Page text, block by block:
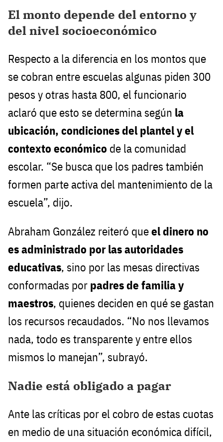
El monto depende del entorno y
del nivel socioeconómico
Respecto a la diferencia en los montos que
se cobran entre escuelas algunas piden 300
pesos y otras hasta 800, el funcionario
aclaró que esto se determina según la
ubicación, condiciones del plantel y el
contexto económico de la comunidad
escolar. “Se busca que los padres también
formen parte activa del mantenimiento de la
escuela”, dijo.
Abraham González reiteró queel dinero no
es administrado por las autoridades
educativas, sino por las mesas directivas
conformadas por padres de familia y
maestros, quienes deciden en qué se gastan
los recursos recaudados. “No nos llevamos
nada, todo es transparente y entre ellos
mismos lo manejan”, subrayó.
Nadie está obligado a pagar
Ante las críticas por el cobro de estas cuotas
en medio de una situación económica difícil,